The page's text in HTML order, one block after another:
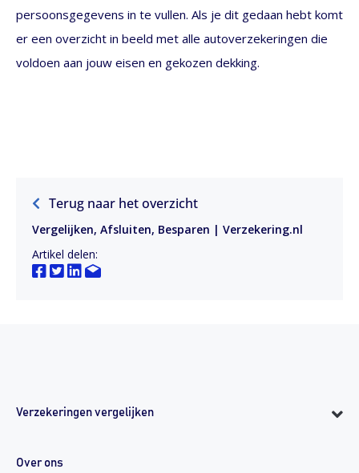
persoonsgegevens in te vullen. Als je dit gedaan hebt komt
er een overzicht in beeld met alle autoverzekeringen die
voldoen aan jouw eisen en gekozen dekking.
Terug naar het overzicht
Vergelijken, Afsluiten, Besparen | Verzekering.nl
Artikel delen:
Verzekeringen vergelijken
Over ons